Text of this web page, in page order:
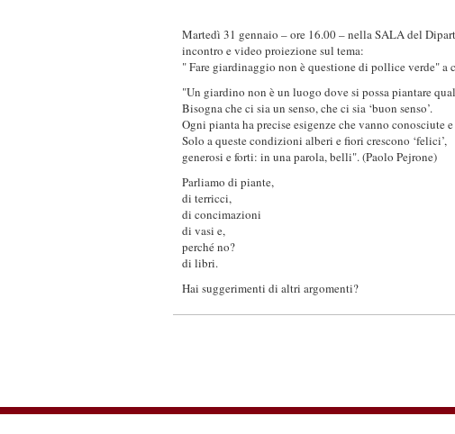
Martedì 31 gennaio – ore 16.00 – nella SALA del
incontro e video proiezione sul tema:
" Fare giardinaggio non è questione di pollice verde" a
"Un giardino non è un luogo dove si possa piantare
Bisogna che ci sia un senso, che ci sia ‘buon senso’.
Ogni pianta ha precise esigenze che vanno conosciute
Solo a queste condizioni alberi e fiori crescono ‘felici’,
generosi e forti: in una parola, belli". (Paolo Pejrone)
Parliamo di piante,
di terricci,
di concimazioni
di vasi e,
perché no?
di libri.
Hai suggerimenti di altri argomenti?